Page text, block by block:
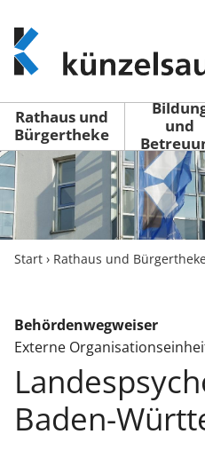
www.kuenzelsau.de
(zur
Startseite)
Rathaus und
Bürgertheke
und
Start › Rathaus und
Behördenwegweiser
Externe
Baden-